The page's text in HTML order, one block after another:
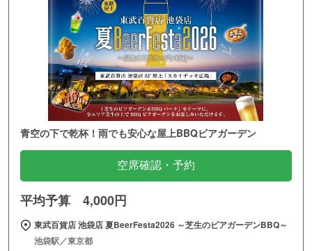
青空の下で乾杯！雨でも安心な屋上BBQビアガーデン
空席確認・予約
平均予算 4,000円
東武百貨店 池袋店 夏BeerFesta2026 ～芝生のビアガーデンBBQ～
池袋駅／東京都